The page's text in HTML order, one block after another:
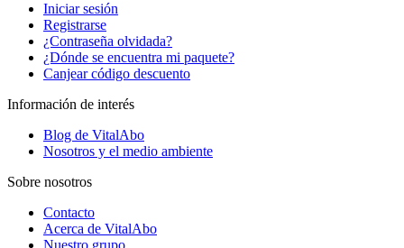
Iniciar sesión
Registrarse
¿Contraseña olvidada?
¿Dónde se encuentra mi paquete?
Canjear código descuento
Información de interés
Blog de VitalAbo
Nosotros y el medio ambiente
Sobre nosotros
Contacto
Acerca de VitalAbo